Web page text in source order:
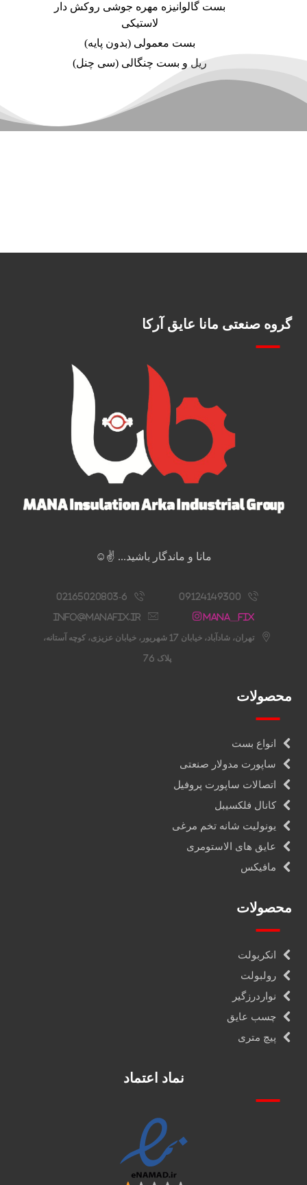
بست گالوانیزه مهره جوشی روکش دار
لاستیکی
بست معمولی (بدون پایه)
ریل و بست چنگالی (سی چنل)
گروه صنعتی مانا عایق آرکا
مانا و ماندگار باشید... ✌️☺️
09124149300
02165020803-6
Mana__fix
info@manafix.ir
تهران، شادآباد، خیابان 17 شهریور، خیابان عزیزی، کوچه آستانه،
پلاک 76
محصولات
انواع بست
ساپورت مدولار صنعتی
اتصالات ساپورت پروفیل
کانال فلکسیبل
یونولیت شانه تخم مرغی
عایق های الاستومری
مافیکس
محصولات
انکربولت
رولبولت
نواردرزگیر
چسب عایق
پیچ متری
نماد اعتماد